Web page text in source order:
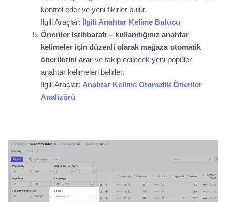
kontrol eder ve yeni fikirler bulur.
İlgili Araçlar: İlgili Anahtar Kelime Bulucu
Öneriler İstihbaratı – kullandığınız anahtar
kelimeler için düzenli olarak mağaza otomatik
önerilerini arar ve takip edilecek yeni popüler
anahtar kelimeleri belirler.
İlgili Araçlar: Anahtar Kelime Otomatik Öneriler
Analizörü